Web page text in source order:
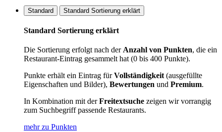
Standard Standard Sortierung erklärt
Standard Sortierung erklärt
Die Sortierung erfolgt nach der Anzahl von Punkten, die ein
Restaurant-Eintrag gesammelt hat (0 bis 400 Punkte).
Punkte erhält ein Eintrag fürVollständigkeit (ausgefüllte
Eigenschaften und Bilder), Bewertungen und Premium.
In Kombination mit derFreitextsuche zeigen wir vorrangig
zum Suchbegriff passende Restaurants.
mehr zu Punkten